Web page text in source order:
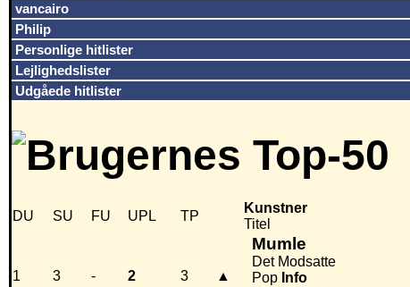
vancairo
Philip
Personlige hitlister
Lejlighedslister
Udgåede hitlister
DU
SU FU UPL TP
Kunstner
Titel
1 3 - 2 3 ▲
Mumle
Det Modsatte
Pop Info